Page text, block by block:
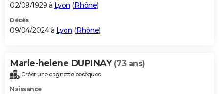
02/09/1929 à Lyon (Rhône)
Décès
09/04/2024 à Lyon (Rhône)
Marie-helene DUPINAY (73 ans)
Créer une cagnotte obsèques
Naissance